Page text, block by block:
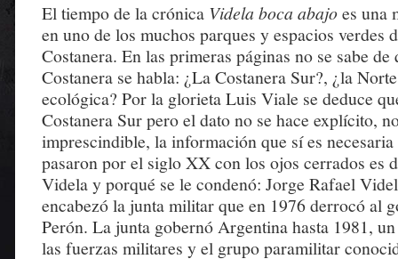
El tiempo de la crónica Videla boca abajoes una
en uno de los muchos parques y espacios verdes
Costanera. En las primeras páginas no se sabe de
Costanera se habla: ¿La Costanera Sur?, ¿la
ecológica? Por la glorieta Luis Viale se deduce
Costanera Sur pero el dato no se hace explícito,
imprescindible, la información que sí es necesaria
pasaron por el siglo XX con los ojos cerrados es
Videla y porqué se le condenó: Jorge Rafael
encabezó la junta militar que en 1976 derrocó al
Perón. La junta gobernó Argentina hasta 1981,
las fuerzas militares y el grupo paramilitar